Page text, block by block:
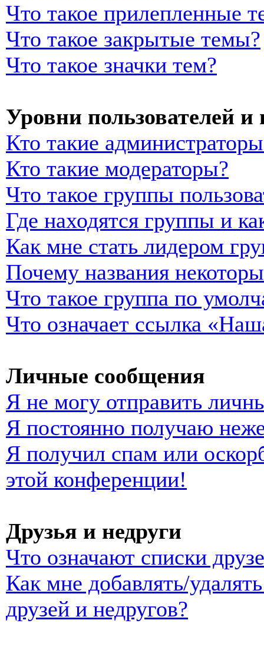
Что такое прилепленные
Что такое закрытые темы?
Что такое значки тем?
Уровни пользователей
Кто такие
Кто такие модераторы?
Что такое группы
Где находятся группы и
Как мне стать лидером
Почему названия
Что такое группа по
Что означает ссылка
Личные сообщения
Я не могу отправить
Я постоянно получаю
Я получил спам или
этой конференции!
Друзья и недруги
Что означают списки
Как мне добавлять/
друзей и недругов?